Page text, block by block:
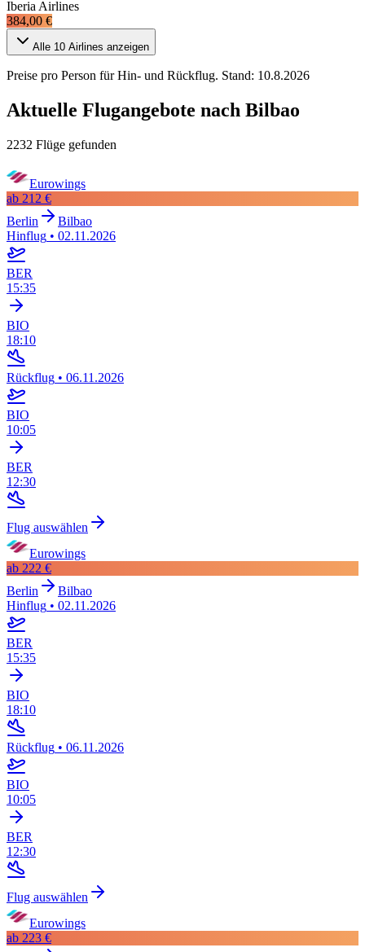
Iberia Airlines
384,00 €
Alle 10 Airlines anzeigen
Preise pro Person für Hin- und Rückflug. Stand: 10.8.2026
Aktuelle Flugangebote nach Bilbao
2232 Flüge gefunden
Eurowings
ab 212 €
Berlin
Bilbao
Hinflug • 02.11.2026
BER
15:35
BIO
18:10
Rückflug • 06.11.2026
BIO
10:05
BER
12:30
Flug auswählen
Eurowings
ab 222 €
Berlin
Bilbao
Hinflug • 02.11.2026
BER
15:35
BIO
18:10
Rückflug • 06.11.2026
BIO
10:05
BER
12:30
Flug auswählen
Eurowings
ab 223 €